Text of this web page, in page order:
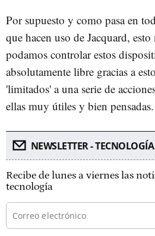
Por supuesto y como pasa en
que hacen uso de Jacquard,
podamos controlar estos
absolutamente libre gracias a
'limitados' a una serie de
ellas muy útiles y bien pensadas.
NEWSLETTER - TECNOLOGÍA
Recibe de lunes a viernes las
tecnología